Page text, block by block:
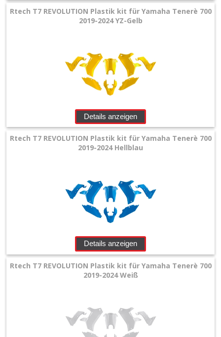
Rtech T7 REVOLUTION Plastik kit für Yamaha Tenerè 700
2019-2024 YZ-Gelb
Details anzeigen
Rtech T7 REVOLUTION Plastik kit für Yamaha Tenerè 700
2019-2024 Hellblau
Details anzeigen
Rtech T7 REVOLUTION Plastik kit für Yamaha Tenerè 700
2019-2024 Weiß